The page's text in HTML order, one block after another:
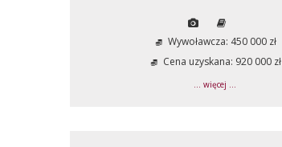
Wywoławcza: 450 000 zł
Cena uzyskana: 920 000 zł
... więcej ...